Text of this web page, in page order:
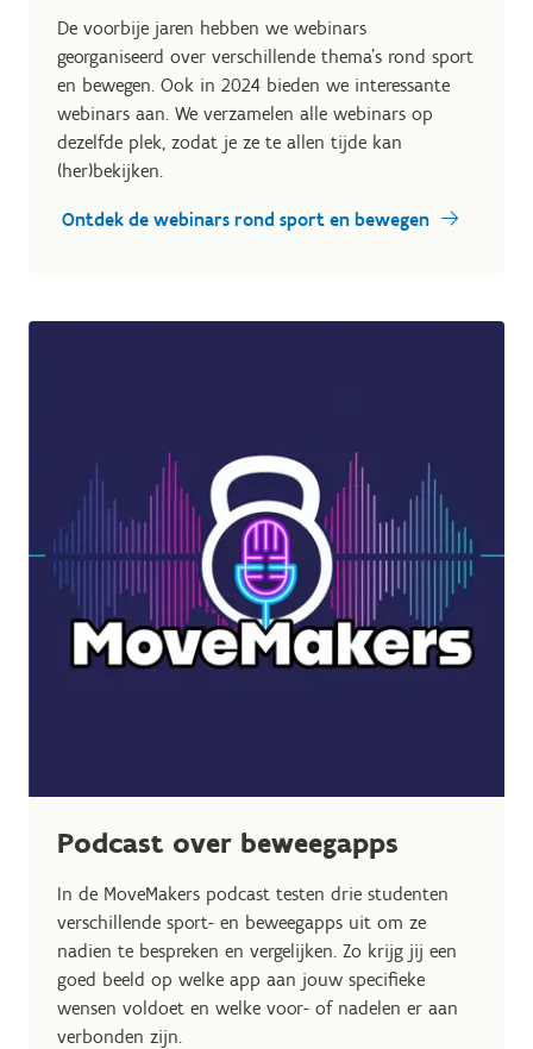
De voorbije jaren hebben we webinars
georganiseerd over verschillende thema's rond sport
en bewegen. Ook in 2024 bieden we interessante
webinars aan. We verzamelen alle webinars op
dezelfde plek, zodat je ze te allen tijde kan
(her)bekijken.
Ontdek de webinars rond sport en bewegen
Podcast over beweegapps
In de MoveMakers podcast testen drie studenten
verschillende sport- en beweegapps uit om ze
nadien te bespreken en vergelijken. Zo krijg jij een
goed beeld op welke app aan jouw specifieke
wensen voldoet en welke voor- of nadelen er aan
verbonden zijn.